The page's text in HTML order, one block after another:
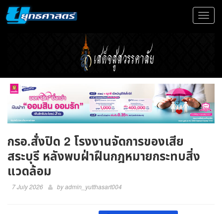
Toggle
กรอ.สั่งปิด 2 โรงงานจัดการของเสีย
สระบุรี หลังพบฝ่าฝืนกฎหมายกระทบสิ่ง
แวดล้อม
7 July 2026 byadmin_yutthasart004